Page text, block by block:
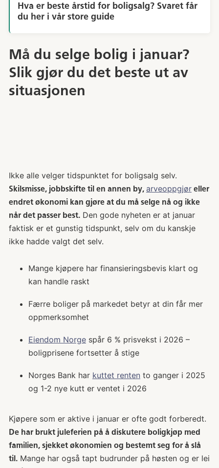
Hva er beste årstid for boligsalg? Svaret får
du her i vår store guide
Må du selge bolig i januar?
Slik gjør du det beste ut av
situasjonen
Ikke alle velger tidspunktet for boligsalg selv.
Skilsmisse, jobbskifte til en annen by, arveoppgjøreller
endret økonomi kan gjøre at du må selge nå og ikke
når det passer best.Den gode nyheten er at januar
faktisk er et gunstig tidspunkt, selv om du kanskje
ikke hadde valgt det selv.
Mange kjøpere har finansieringsbevis klart og
kan handle raskt
Færre boliger på markedet betyr at din får mer
oppmerksomhet
Eiendom Norgespår 6 % prisvekst i 2026 –
boligprisene fortsetter å stige
Norges Bank har kuttet renten to ganger i 2025
og 1-2 nye kutt er ventet i 2026
Kjøpere som er aktive i januar er ofte godt forberedt.
De har brukt juleferien på å diskutere boligkjøp med
familien, sjekket økonomien og bestemt seg for å slå
til.Mange har også tapt budrunder på høsten og er lei